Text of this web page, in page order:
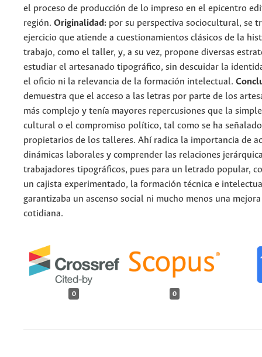
el proceso de producción de lo impreso en el epicentro
región. Originalidad: por su perspectiva sociocultural, se
ejercicio que atiende a cuestionamientos clásicos de la
trabajo, como el taller, y, a su vez, propone diversas
estudiar el artesanado tipográfico, sin descuidar la
el oficio ni la relevancia de la formación intelectual.
demuestra que el acceso a las letras por parte de los
más complejo y tenía mayores repercusiones que la
cultural o el compromiso político, tal como se ha
propietarios de los talleres. Ahí radica la importancia de
dinámicas laborales y comprender las relaciones
trabajadores tipográficos, pues para un letrado popular,
un cajista experimentado, la formación técnica e
garantizaba un ascenso social ni mucho menos una
cotidiana.
0 0